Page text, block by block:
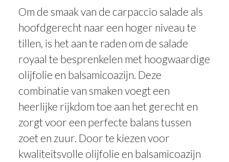
Om de smaak van de carpaccio salade als
hoofdgerecht naar een hoger niveau te
tillen, is het aan te raden om de salade
royaal te besprenkelen met hoogwaardige
olijfolie en balsamicoazijn. Deze
combinatie van smaken voegt een
heerlijke rijkdom toe aan het gerecht en
zorgt voor een perfecte balans tussen
zoet en zuur. Door te kiezen voor
kwaliteitsvolle olijfolie en balsamicoazijn